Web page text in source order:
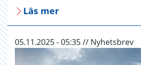
Läs mer
05.11.2025 - 05:35 // Nyhetsbrev